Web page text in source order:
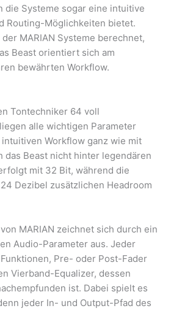
die Systeme sogar eine intuitive
Routing-Möglichkeiten bietet.
MARIAN Systeme berechnet,
Beast orientiert sich am
bewährten Workflow.
Tontechniker 64 voll
alle wichtigen Parameter
Workflow ganz wie mit
das Beast nicht hinter legendären
mit 32 Bit, während die
Dezibel zusätzlichen Headroom
MARIAN zeichnet sich durch ein
Audio-Parameter aus. Jeder
Pre- oder Post-Fader
Vierband-Equalizer, dessen
ist. Dabei spielt es
jeder In- und Output-Pfad des